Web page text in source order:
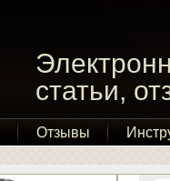
статьи,
Отзывы